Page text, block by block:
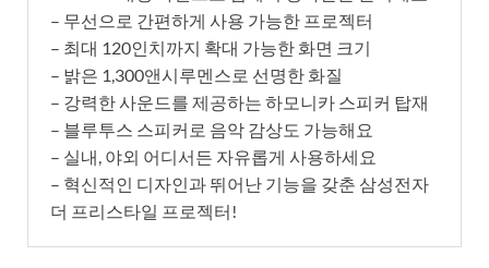
– 무선으로 간편하게 사용 가능한 프로젝터
– 최대 120인치까지 확대 가능한 화면 크기
– 밝은 1,300앤시루멘스로 선명한 화질
– 강력한 사운드를 제공하는 하모니카 스피커 탑재
– 블루투스 스피커로 음악 감상도 가능해요
– 실내, 야외 어디서든 자유롭게 사용하세요
– 혁신적인 디자인과 뛰어난 기능을 갖춘 삼성전자
더 프리스타일 프로젝터!